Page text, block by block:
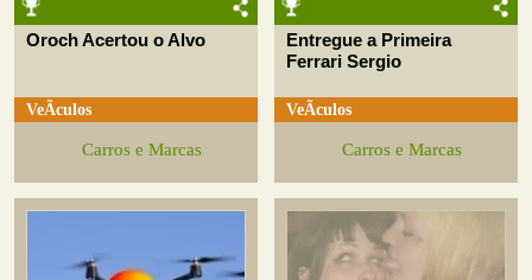
Oroch Acertou o Alvo
VeÃ­culos
Carros e Marcas
Entregue a Primeira
Ferrari Sergio
VeÃ­culos
Carros e Marcas